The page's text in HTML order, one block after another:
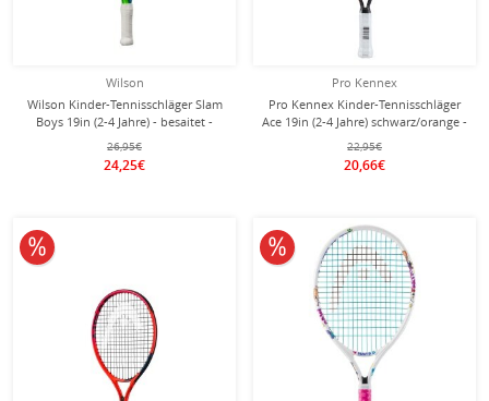
Wilson
Wilson Kinder-Tennisschläger Slam
Boys 19in (2-4 Jahre) - besaitet -
26,95€
24,25€
Pro Kennex
Pro Kennex Kinder-Tennisschläger
Ace 19in (2-4 Jahre) schwarz/orange -
besaitet -
22,95€
20,66€
10% reduziert 10% reduziert